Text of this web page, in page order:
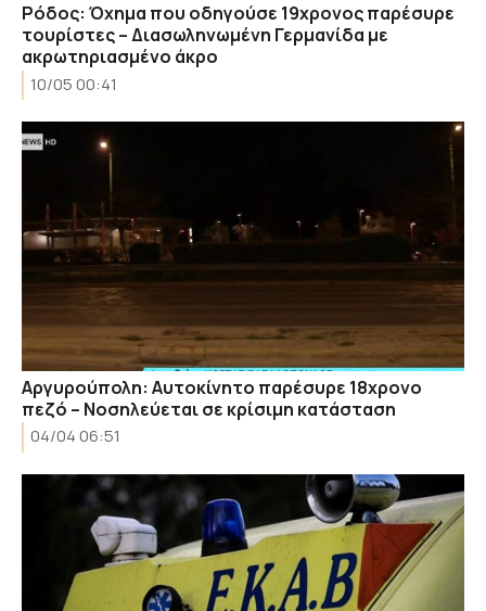
Ρόδος: Όχημα που οδηγούσε 19χρονος παρέσυρε
τουρίστες – Διασωληνωμένη Γερμανίδα με
ακρωτηριασμένο άκρο
10/05 00:41
Αργυρούπολη: Αυτοκίνητο παρέσυρε 18χρονο
πεζό – Νοσηλεύεται σε κρίσιμη κατάσταση
04/04 06:51